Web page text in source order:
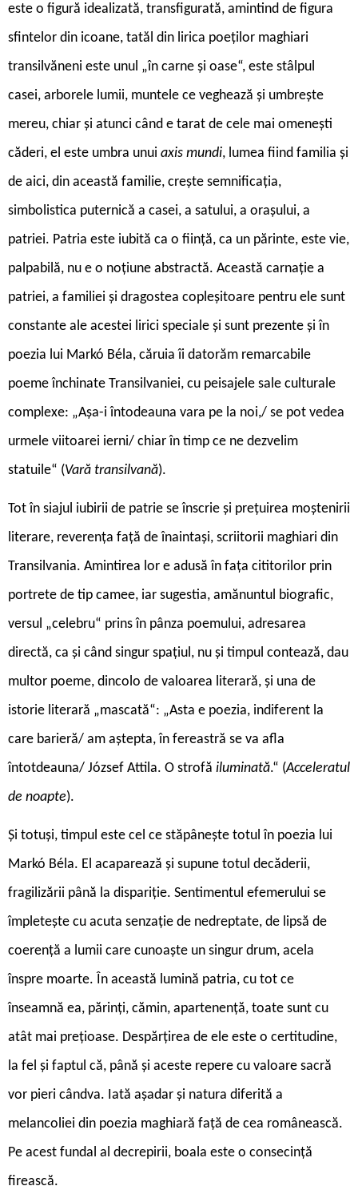
este o figură idealizată, transfigurată, amintind de figura
sfintelor din icoane, tatăl din lirica poeților maghiari
transilvăneni este unul „în carne și oase“, este stâlpul
casei, arborele lumii, muntele ce veghează și umbrește
mereu, chiar și atunci când e tarat de cele mai omenești
căderi, el este umbra unui axis mundi, lumea fiind familia și
de aici, din această familie, crește semnificația,
simbolistica puternică a casei, a satului, a orașului, a
patriei. Patria este iubită ca o ființă, ca un părinte, este vie,
palpabilă, nu e o noțiune abstractă. Această carnație a
patriei, a familiei și dragostea copleșitoare pentru ele sunt
constante ale acestei lirici speciale și sunt prezente și în
poezia lui Markó Béla, căruia îi datorăm remarcabile
poeme închinate Transilvaniei, cu peisajele sale culturale
complexe: „Așa-i întodeauna vara pe la noi,/ se pot vedea
urmele viitoarei ierni/ chiar în timp ce ne dezvelim
statuile“ (Vară transilvană).
Tot în siajul iubirii de patrie se înscrie și prețuirea moștenirii
literare, reverența față de înaintași, scriitorii maghiari din
Transilvania. Amintirea lor e adusă în fața cititorilor prin
portrete de tip camee, iar sugestia, amănuntul biografic,
versul „celebru“ prins în pânza poemului, adresarea
directă, ca și când singur spațiul, nu și timpul contează, dau
multor poeme, dincolo de valoarea literară, și una de
istorie literară „mascată“: „Asta e poezia, indiferent la
care barieră/ am aștepta, în fereastră se va afla
întotdeauna/ József Attila. O strofă iluminată.“ (Acceleratul
de noapte).
Și totuși, timpul este cel ce stăpânește totul în poezia lui
Markó Béla. El acaparează și supune totul decăderii,
fragilizării până la dispariție. Sentimentul efemerului se
împletește cu acuta senzație de nedreptate, de lipsă de
coerență a lumii care cunoaște un singur drum, acela
înspre moarte. În această lumină patria, cu tot ce
înseamnă ea, părinți, cămin, apartenență, toate sunt cu
atât mai prețioase. Despărțirea de ele este o certitudine,
la fel și faptul că, până și aceste repere cu valoare sacră
vor pieri cândva. Iată așadar și natura diferită a
melancoliei din poezia maghiară față de cea românească.
Pe acest fundal al decrepirii, boala este o consecință
firească.